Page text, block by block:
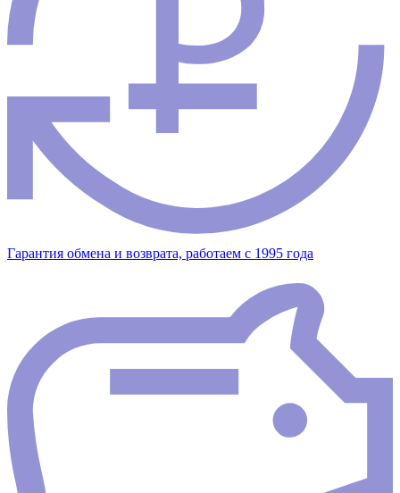
Гарантия обмена и возврата, работаем с 1995 года